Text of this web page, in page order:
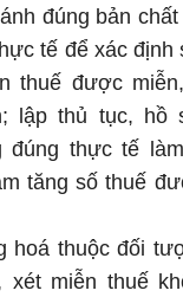
đúng bản
tế để xác định
thuế được
lập thủ tục, hồ
đúng thực tế
tăng số thuế
hoá thuộc đối
xét miễn thuế